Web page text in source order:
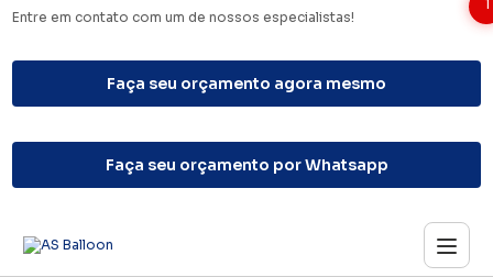
Entre em contato com um de nossos especialistas!
Faça seu orçamento agora mesmo
Faça seu orçamento por Whatsapp